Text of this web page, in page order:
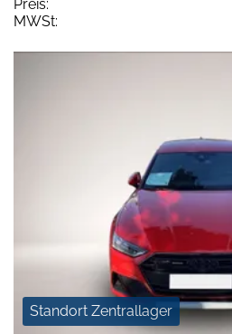
Preis:
MWSt:
Standort Zentrallager